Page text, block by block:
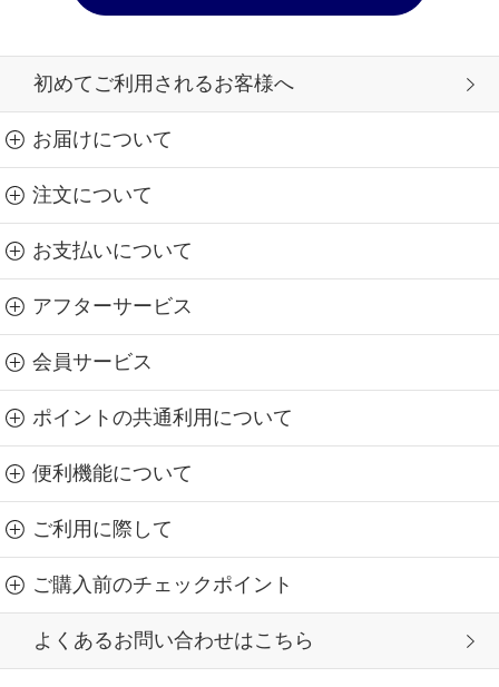
初めてご利用されるお客様へ
お届けについて
注文について
お支払いについて
アフターサービス
会員サービス
ポイントの共通利用について
便利機能について
ご利用に際して
ご購入前のチェックポイント
よくあるお問い合わせはこちら